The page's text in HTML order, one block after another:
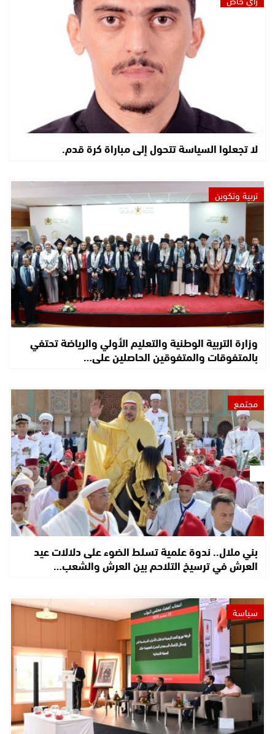
لا تجعلوا السياسة تتحول إلى مباراة كرة قدم.
تربية وتكوين
وزارة التربية الوطنية والتعليم الأولي والرياضة تحتفي
بالمتفوقات والمتفوقين الحاصلين على…
مجتمع
بني ملال.. ندوة علمية تسلط الضوء على دلالات عيد
العرش في ترسيخ التلاحم بين العرش والشعب…
سياسة